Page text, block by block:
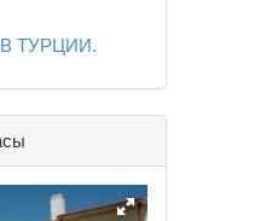
ТУРЦИИ.